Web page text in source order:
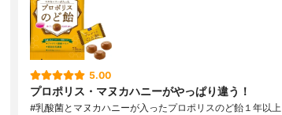
5.00
プロポリス・マヌカハニーがやっぱり違う！
#乳酸菌とマヌカハニーが入ったプロポリスのど飴１年以上